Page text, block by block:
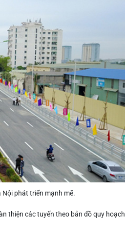
phát triển mạnh mẽ.
thiện các tuyến theo bản đồ quy hoạch